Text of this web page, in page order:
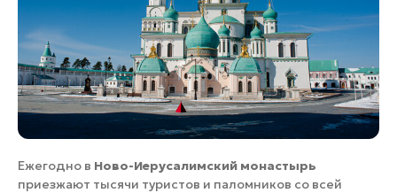
Ежегодно в Ново-Иерусалимский монастырь
приезжают тысячи туристов и паломников со всей